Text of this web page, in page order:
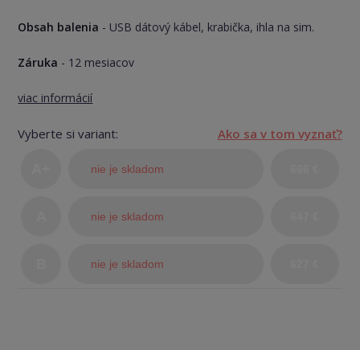
Obsah balenia - USB dátový kábel, krabička, ihla na sim.
Záruka - 12 mesiacov
viac informácií
Vyberte si variant: Ako sa v tom vyznať?
nie je skladom
nie je skladom
nie je skladom